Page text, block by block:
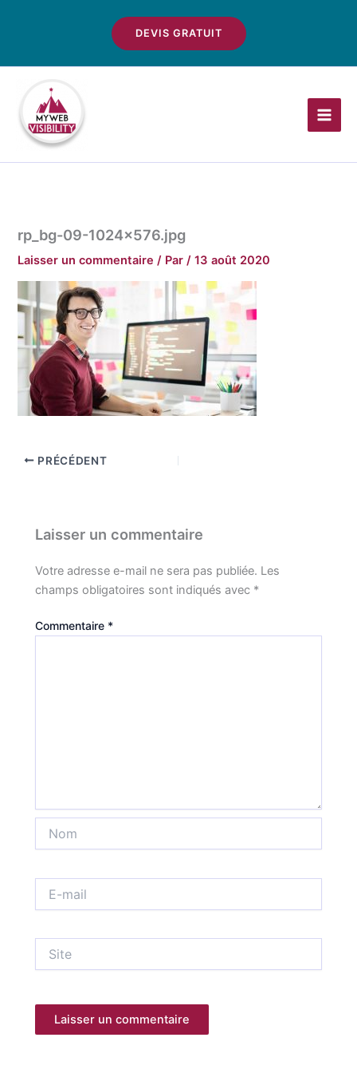
DEVIS GRATUIT
rp_bg-09-1024×576.jpg
Laisser un commentaire / Par/13 août 2020
PRÉCÉDENT
Laisser un commentaire
Votre adresse e-mail ne sera pas publiée. Les
champs obligatoires sont indiqués avec *
Commentaire *
mail